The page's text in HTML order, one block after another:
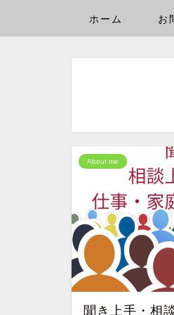
ホーム お
About me
聞き上手・相